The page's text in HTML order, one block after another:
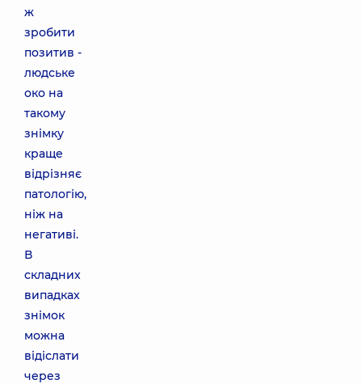
ж
зробити
позитив -
людське
око на
такому
знімку
краще
відрізняє
патологію,
ніж на
негативі.
В
складних
випадках
знімок
можна
відіслати
через